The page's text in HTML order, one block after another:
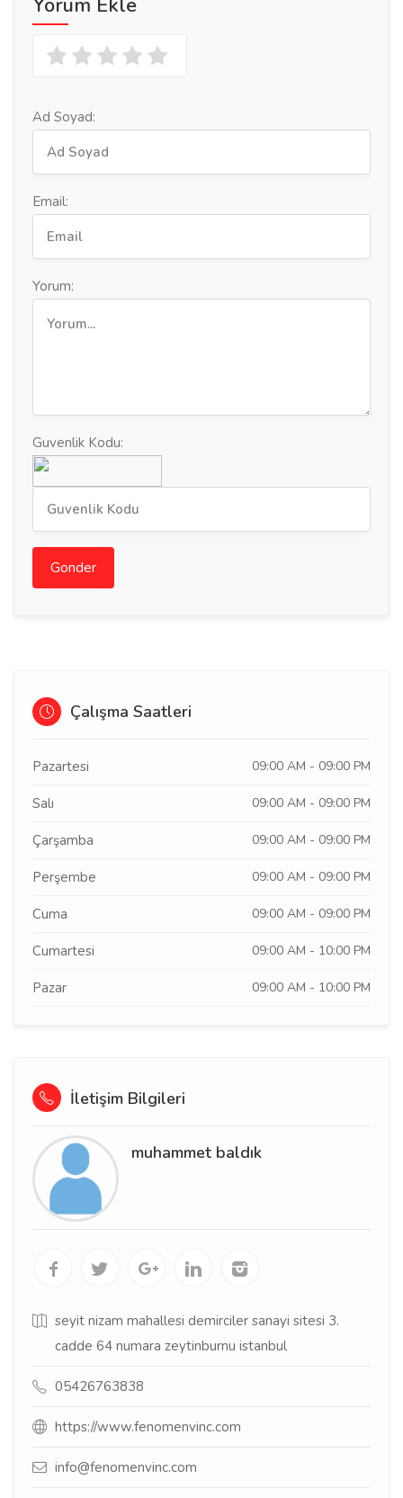
Yorum Ekle
Ad Soyad:
Email:
Yorum:
Guvenlik Kodu:
Gonder
Çalışma Saatleri
Pazartesi 09:00 AM - 09:00 PM
Salı 09:00 AM - 09:00 PM
Çarşamba 09:00 AM - 09:00 PM
Perşembe 09:00 AM - 09:00 PM
Cuma 09:00 AM - 09:00 PM
Cumartesi 09:00 AM - 10:00 PM
Pazar 09:00 AM - 10:00 PM
İletişim Bilgileri
muhammet baldık
seyit nizam mahallesi demirciler sanayi sitesi 3.
cadde 64 numara zeytinburnu istanbul
05426763838
https://www.fenomenvinc.com
info@fenomenvinc.com